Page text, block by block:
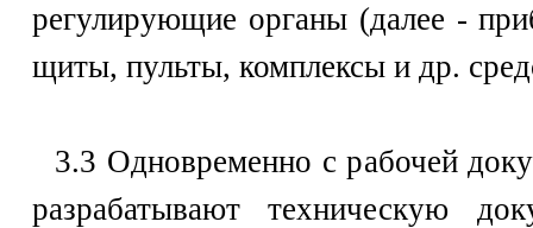
регулирующие органы (далее -
щиты, пульты, комплексы и др.
3.3 Одновременно с рабочей
разрабатывают техническую